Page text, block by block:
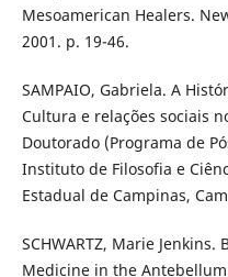
Mesoamerican Healers.
2001. p. 19-46.
SAMPAIO, Gabriela. A
Cultura e relações sociais
Doutorado (Programa de
Instituto de Filosofia e
Estadual de Campinas,
SCHWARTZ, Marie
Medicine in the